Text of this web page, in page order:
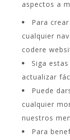
aspectos a
Para
cualquier
codere
Siga
actualizar
Puede
cualquier
nuestros
Para